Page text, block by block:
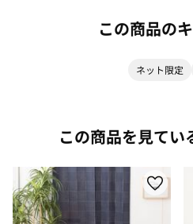
この商品の
ネット限定
この商品を見てい